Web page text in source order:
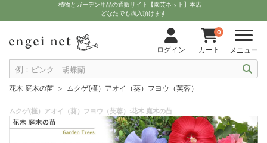
植物とガーデン用品の通販サイト【園芸ネット】本店
どなたでも購入頂けます
ログイン
0
カート メニュー
花木 庭木の苗 ムクゲ(槿）アオイ（葵）フヨウ（芙蓉）
ムクゲ(槿）アオイ（葵）フヨウ（芙蓉）:花木 庭木の苗